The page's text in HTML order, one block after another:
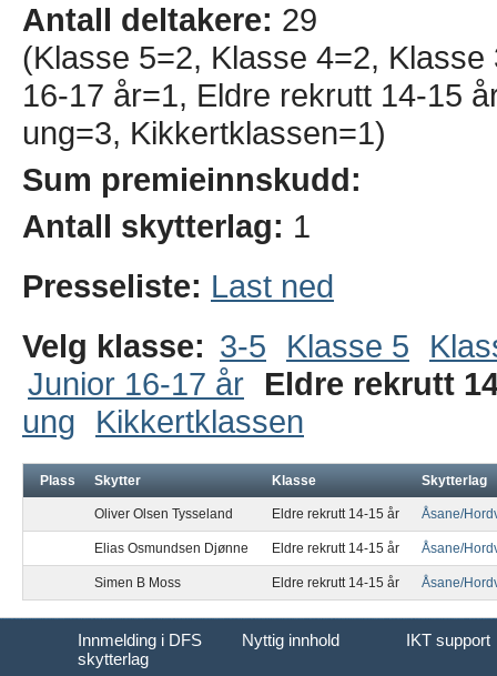
Antall deltakere: 29
(Klasse 5=2, Klasse 4=2,
16-17 år=1, Eldre rekrutt 14-15
ung=3, Kikkertklassen=1)
Sum premieinnskudd:
Antall skytterlag: 1
Presseliste: Last ned
Velg klasse: 3-5 Klasse 5
Junior 16-17 år
Eldre rekrutt
ung
Kikkertklassen
Plass Skytter Klasse Skytterlag
Oliver Olsen Tysseland Eldre rekrutt 14-15 år Åsane/
Elias Osmundsen Djønne Eldre rekrutt 14-15 år Åsane/
Simen B Moss Eldre rekrutt 14-15 år Åsane/
Innmelding i DFS
skytterlag
Nyttig innhold IKT support